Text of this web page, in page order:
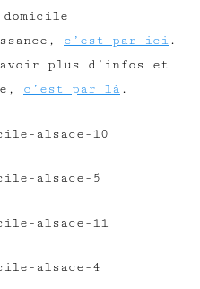
domicile
c’est par ici.
plus d’infos et
c’est par là .